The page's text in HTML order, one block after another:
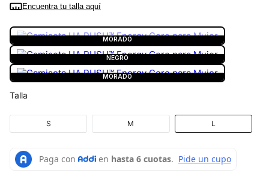
Encuentra tu talla aquí
MORADO
NEGRO
MORADO
Talla
S M L